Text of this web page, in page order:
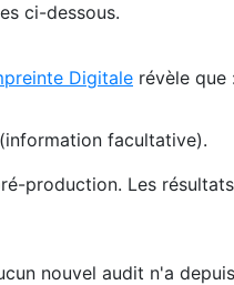
ci-dessous.
Digitale révèle que
facultative).
production. Les
nouvel audit n'a